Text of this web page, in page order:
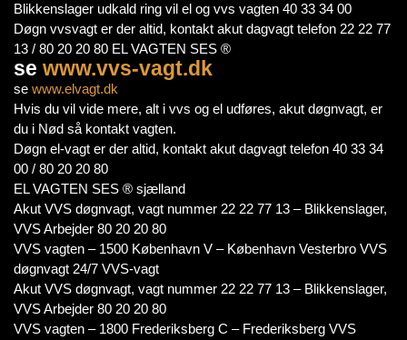
Blikkenslager udkald ring vil el og vvs vagten 40 33 34 00
Døgn vvsvagt er der altid, kontakt akut dagvagt telefon 22 22 77
13 / 80 20 20 80 EL VAGTEN SES ®
se www.vvs-vagt.dk
se www.elvagt.dk
Hvis du vil vide mere, alt i vvs og el udføres, akut døgnvagt, er
du i Nød så kontakt vagten.
Døgn el-vagt er der altid, kontakt akut dagvagt telefon 40 33 34
00 / 80 20 20 80
EL VAGTEN SES ® sjælland
Akut VVS døgnvagt, vagt nummer 22 22 77 13 – Blikkenslager,
VVS Arbejder 80 20 20 80
VVS vagten – 1500 København V – København Vesterbro VVS
døgnvagt 24/7 VVS-vagt
Akut VVS døgnvagt, vagt nummer 22 22 77 13 – Blikkenslager,
VVS Arbejder 80 20 20 80
VVS vagten – 1800 Frederiksberg C – Frederiksberg VVS